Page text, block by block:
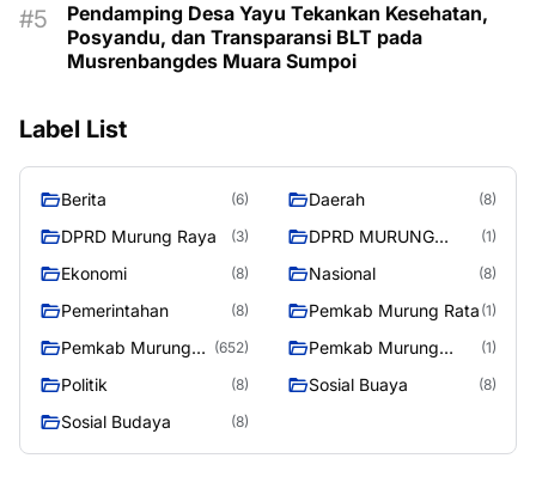
Pendamping Desa Yayu Tekankan Kesehatan,
Posyandu, dan Transparansi BLT pada
Musrenbangdes Muara Sumpoi
Label List
Berita (6) Daerah (8)
DPRD Murung Raya (3)
DPRD MURUNG
RAYA
(1)
Ekonomi (8) Nasional (8)
Pemerintahan (8) Pemkab Murung Rata (1)
Pemkab Murung
Raya
(652)
Pemkab Murung
RayaPemkab
(1)
Politik (8) Sosial Buaya (8)
Sosial Budaya (8)